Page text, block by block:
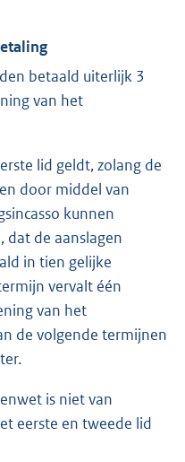
betaald uiterlijk 3
van het
lid geldt, zolang de
door middel van
kunnen
dat de aanslagen
in tien gelijke
vervalt één
van het
de volgende termijnen
is niet van
eerste en tweede lid